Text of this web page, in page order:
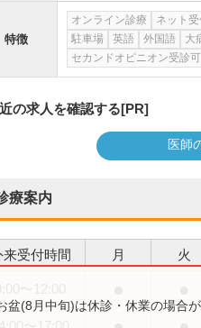
特徴
オンライン診療 ネット
駐車場
英語 外国語 大
セカンドオピニオン受診可
の求人を確認する[PR]
医師
療案内
来受付時間 月 火
盆(8月中旬)は休診・休業の場合